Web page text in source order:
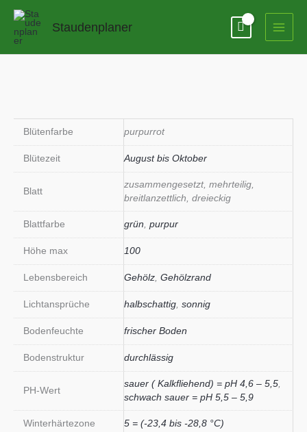
Zum
springen
Staudenplaner
Blütenfarbe purpurrot
Blütezeit August bis Oktober
Blatt
zusammengesetzt, mehrteilig,
breitlanzettlich, dreieckig
Blattfarbe grün purpur
Höhe max 100
Lebensbereich Gehölz Gehölzrand
Lichtansprüche halbschattig sonnig
Bodenfeuchte frischer Boden
Bodenstruktur durchlässig
PH-Wert
sauer ( Kalkfliehend) = pH 4,6 – 5,5
schwach sauer = pH 5,5 – 5,9
Winterhärtezone 5 = (-23,4 bis -28,8 °C)